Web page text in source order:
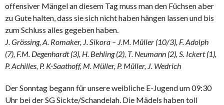
offensiver Mängel an diesem Tag muss man den Füchsen aber
zu Gute halten, dass sie sich nicht haben hängen lassen und bis
zum Schluss alles gegeben haben.
J. Grössing, A. Romaker, J. Sikora – J.M. Müller (10/3), F. Adolph
(7), F.M. Degenhardt (3), H. Behling (2), T. Neumann (2), S. Ickert (1),
P. Achilles, P. K-Saathoff, M. Müller, P. Müller, J. Wedrich
Der Sonntag begann für unsere weibliche E-Jugend um 09:30
Uhr bei der SG Sickte/Schandelah. Die Mädels haben toll